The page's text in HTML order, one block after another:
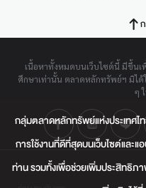
เนื้อหาทั้งหมดบนเว็บไซต์นี้ มีขึ้นเ
ศึกษาเท่านั้น ตลาดหลักทรัพย์ฯ มิไ
ๆ
ติดต่อเรา
กลุ่มตลาดหลักทรัพย์แห่งประเทศ
การใช้งานที่ดีที่สุดบนเว็บไซต์และ
ท่าน รวมทั้งเพื่อช่วยเพิ่มประสิทธิภ